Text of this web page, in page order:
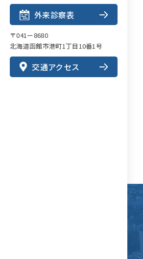
外来診察表
〒041ー8680
北海道函館市港町1丁目10番1号
交通アクセス